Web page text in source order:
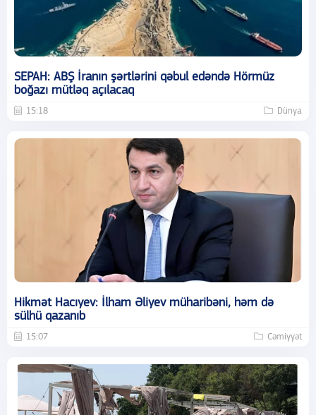
SEPAH: ABŞ İranın şərtlərini qəbul edəndə Hörmüz
boğazı mütləq açılacaq
15:18 Dünya
Hikmət Hacıyev: İlham Əliyev müharibəni, həm də
sülhü qazanıb
15:07 Cəmiyyət